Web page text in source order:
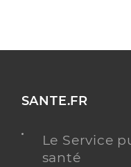
SANTE.FR
Le Service
santé